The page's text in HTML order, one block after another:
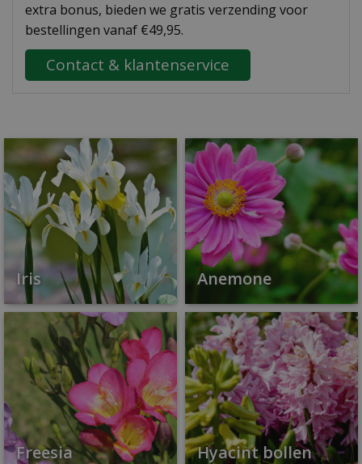
extra bonus, bieden we gratis verzending voor
bestellingen vanaf €49,95.
Contact & klantenservice
Iris Anemone
Freesia Hyacint bollen